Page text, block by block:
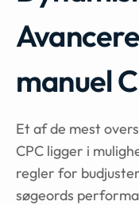
manuel
Et af de mest
CPC ligger i
regler for
søgeords